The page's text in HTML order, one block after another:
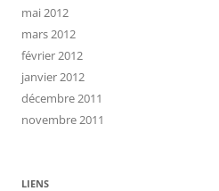
mai 2012
mars 2012
février 2012
janvier 2012
décembre 2011
novembre 2011
LIENS